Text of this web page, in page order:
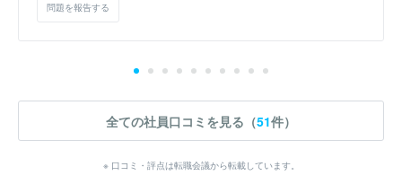
問題を報告する
全ての社員口コミを見る（51件）
※ 口コミ・評点は転職会議から転載しています。